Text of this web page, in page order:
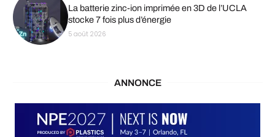
La batterie zinc-ion imprimée en 3D de l’UCLA
stocke 7 fois plus d’énergie
5 août 2026
ANNONCE